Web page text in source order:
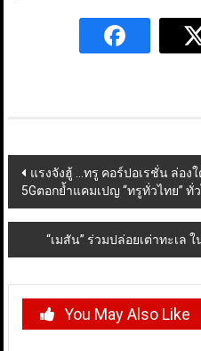
Post
navigation
แรงจังฮู้ …ทรู คอร์ปอเรชั่น ล่อ
5Gตอกย้ำแคมเปญ “ทรูทั่วไทย” ทั่
“เมสัน” ร่วมปล่อยเต่าทะเล
You May Also Like